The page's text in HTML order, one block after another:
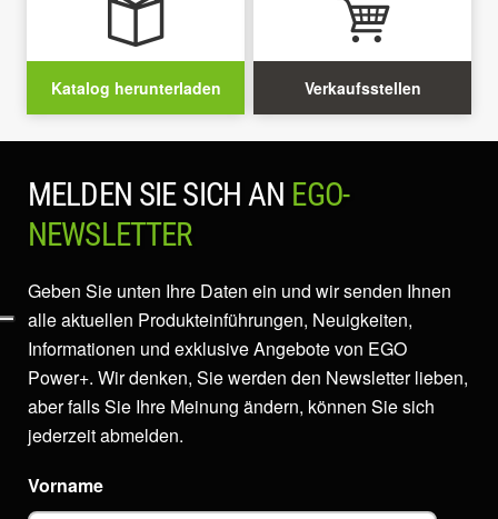
Katalog herunterladen Verkaufsstellen
MELDEN SIE SICH AN EGO-
NEWSLETTER
Geben Sie unten Ihre Daten ein und wir senden Ihnen
alle aktuellen Produkteinführungen, Neuigkeiten,
Informationen und exklusive Angebote von EGO
Power+. Wir denken, Sie werden den Newsletter lieben,
aber falls Sie Ihre Meinung ändern, können Sie sich
jederzeit abmelden.
Vorname